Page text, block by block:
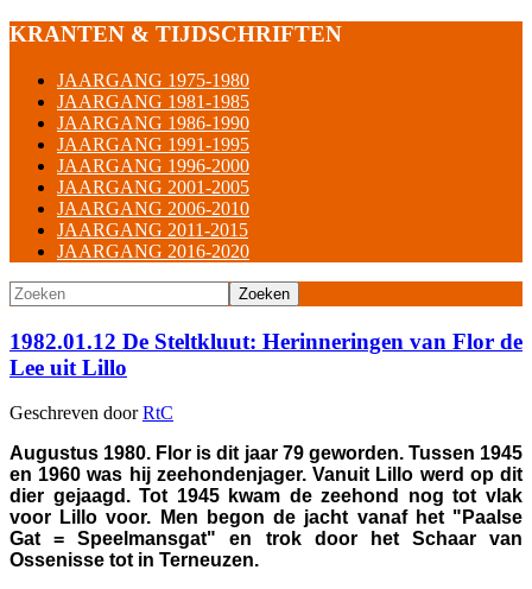
KRANTEN & TIJDSCHRIFTEN
JAARGANG 1975-1980
JAARGANG 1981-1985
JAARGANG 1986-1990
JAARGANG 1991-1995
JAARGANG 1996-2000
JAARGANG 2001-2005
JAARGANG 2006-2010
JAARGANG 2011-2015
JAARGANG 2016-2020
Zoeken
1982.01.12 De Steltkluut: Herinneringen van Flor de
Lee uit Lillo
Geschreven doorRtC
Augustus 1980. Flor is dit jaar 79 geworden. Tussen 1945
en 1960 was hij zeehondenjager. Vanuit Lillo werd op dit
dier gejaagd. Tot 1945 kwam de zeehond nog tot vlak
voor Lillo voor. Men begon de jacht vanaf het "Paalse
Gat = Speelmansgat" en trok door het Schaar van
Ossenisse tot in Terneuzen.